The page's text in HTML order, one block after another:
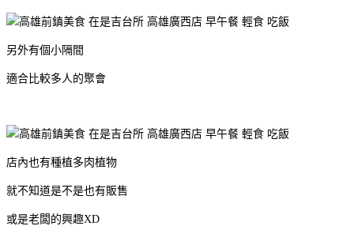
另外有個小隔間
適合比較多人的聚會
店內也有種植多肉植物
就不知道是不是也有販售
或是老闆的興趣XD